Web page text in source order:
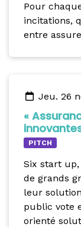
Pour
incitations,
entre
jeu. 26
«
PITCH
Six start
de grands
leur
public vote
orienté